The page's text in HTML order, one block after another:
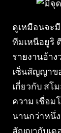
ดูเหมือนจะ
ทีมเหนือยูริ
รายงานอ้า
เซ็นสัญญาข
เกี่ยวกับ สโ
ความ เชื่อม
นานกว่าหนึ่
สัญญากับเด